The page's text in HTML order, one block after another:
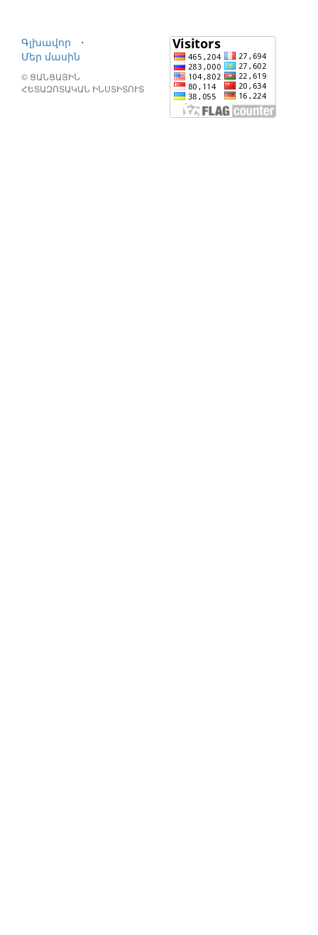
Գլխավոր
⋅
Մեր մասին
© ՑԱՆՑԱՅԻՆ
ՀԵՏԱԶՈՏԱԿԱՆ ԻՆՍՏԻՏՈՒՏ